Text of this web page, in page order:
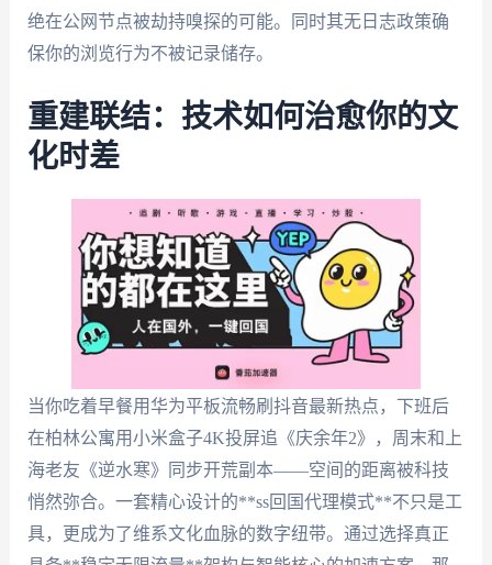
绝在公网节点被劫持嗅探的可能。同时其无日志政策确
保你的浏览行为不被记录储存。
重建联结：技术如何治愈你的文
化时差
当你吃着早餐用华为平板流畅刷抖音最新热点，下班后
在柏林公寓用小米盒子4K投屏追《庆余年2》，周末和上
海老友《逆水寒》同步开荒副本——空间的距离被科技
悄然弥合。一套精心设计的**ss回国代理模式**不只是工
具，更成为了维系文化血脉的数字纽带。通过选择真正